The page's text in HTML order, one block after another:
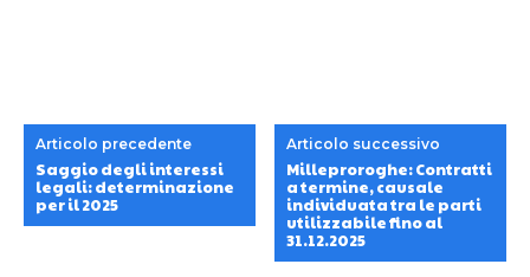
Articolo precedente
Saggio degli interessi
legali: determinazione
per il 2025
Articolo successivo
Milleproroghe: Contratti
a termine, causale
individuata tra le parti
utilizzabile fino al
31.12.2025